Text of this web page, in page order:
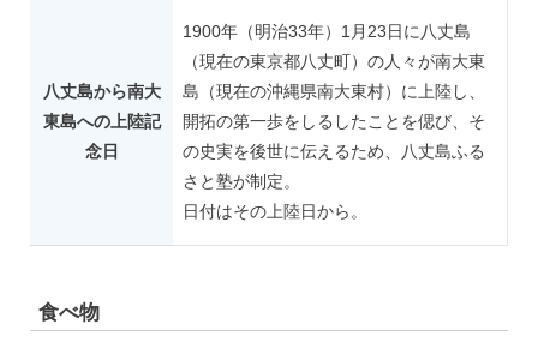
八丈島から南大
東島への上陸記
念日
1900年（明治33年）1月23日に八丈島
（現在の東京都八丈町）の人々が南大東
島（現在の沖縄県南大東村）に上陸し、
開拓の第一歩をしるしたことを偲び、そ
の史実を後世に伝えるため、八丈島ふる
さと塾が制定。
日付はその上陸日から。
食べ物